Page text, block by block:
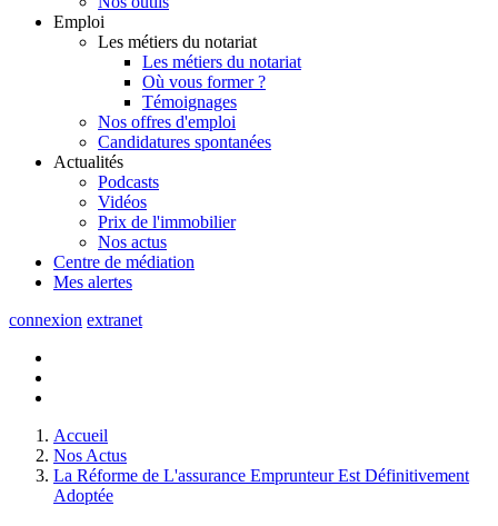
Emploi
Les métiers du notariat
Les métiers du notariat
Où vous former ?
Témoignages
Nos offres d'emploi
Candidatures spontanées
Actualités
Podcasts
Vidéos
Prix de l'immobilier
Nos actus
Centre de médiation
Mes alertes
connexion extranet
Accueil
Nos Actus
La Réforme de L'assurance Emprunteur Est Définitivement
Adoptée